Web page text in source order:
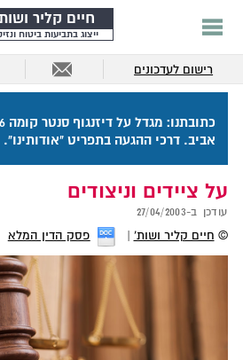
חיים קליר
ייצוג בתביעות ביטוח
רישום לעדכונים
אביב. דרכי ההגעה בתפריט "אודותינו".
על ציידים וניצודים
עודכן ב-27/04/2003
© חיים קליר ושות' פסק הדין המלא